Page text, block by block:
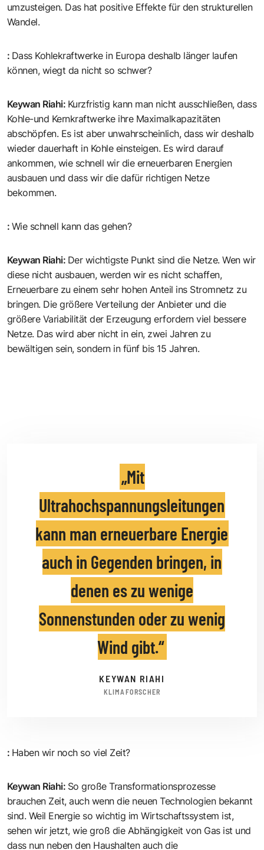
umzusteigen. Das hat positive Effekte für den strukturellen
Wandel.
: Dass Kohlekraftwerke in Europa deshalb länger laufen
können, wiegt da nicht so schwer?
Keywan Riahi: Kurzfristig kann man nicht ausschließen, dass
Kohle-und Kernkraftwerke ihre Maximalkapazitäten
abschöpfen. Es ist aber unwahrscheinlich, dass wir deshalb
wieder dauerhaft in Kohle einsteigen. Es wird darauf
ankommen, wie schnell wir die erneuerbaren Energien
ausbauen und dass wir die dafür richtigen Netze
bekommen.
: Wie schnell kann das gehen?
Keywan Riahi: Der wichtigste Punkt sind die Netze. Wen wir
diese nicht ausbauen, werden wir es nicht schaffen,
Erneuerbare zu einem sehr hohen Anteil ins Stromnetz zu
bringen. Die größere Verteilung der Anbieter und die
größere Variabilität der Erzeugung erfordern viel bessere
Netze. Das wird aber nicht in ein, zwei Jahren zu
bewältigen sein, sondern in fünf bis 15 Jahren.
Mit
Ultrahochspannungsleitungen
kann man erneuerbare Energie
auch in Gegenden bringen, in
denen es zu wenige
Sonnenstunden oder zu wenig
Wind gibt.
KEYWAN RIAHI
KLIMAFORSCHER
: Haben wir noch so viel Zeit?
Keywan Riahi: So große Transformationsprozesse
brauchen Zeit, auch wenn die neuen Technologien bekannt
sind. Weil Energie so wichtig im Wirtschaftssystem ist,
sehen wir jetzt, wie groß die Abhängigkeit von Gas ist und
dass nun neben den Haushalten auch die